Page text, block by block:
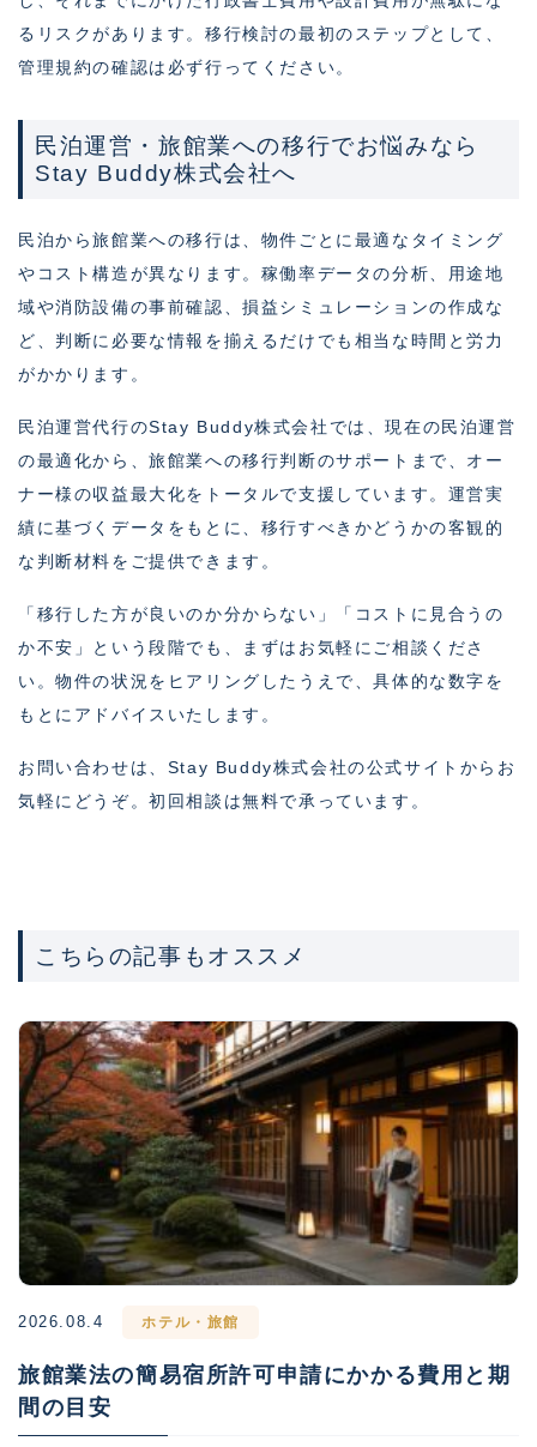
るリスクがあります。移行検討の最初のステップとして、
管理規約の確認は必ず行ってください。
民泊運営・旅館業への移行でお悩みなら
Stay Buddy株式会社へ
民泊から旅館業への移行は、物件ごとに最適なタイミング
やコスト構造が異なります。稼働率データの分析、用途地
域や消防設備の事前確認、損益シミュレーションの作成な
ど、判断に必要な情報を揃えるだけでも相当な時間と労力
がかかります。
民泊運営代行のStay Buddy株式会社では、現在の民泊運営
の最適化から、旅館業への移行判断のサポートまで、オー
ナー様の収益最大化をトータルで支援しています。運営実
績に基づくデータをもとに、移行すべきかどうかの客観的
な判断材料をご提供できます。
「移行した方が良いのか分からない」「コストに見合うの
か不安」という段階でも、まずはお気軽にご相談くださ
い。物件の状況をヒアリングしたうえで、具体的な数字を
もとにアドバイスいたします。
お問い合わせは、Stay Buddy株式会社の公式サイトからお
気軽にどうぞ。初回相談は無料で承っています。
こちらの記事もオススメ
2026.08.4 ホテル・旅館
旅館業法の簡易宿所許可申請にかかる費用と期
間の目安